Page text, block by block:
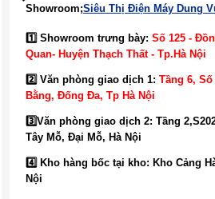
Showroom;Siêu Thị Điện Máy Dung
1️⃣ Showroom trưng bày: Số 125 -
Quan- Huyện Thạch Thất - Tp.Hà Nội
2️⃣ Văn phòng giao dịch 1: Tầng 6,
Bằng, Đống Đa, Tp Hà Nội
3️⃣Văn phòng giao dịch 2: Tầng
Tây Mỗ, Đại Mỗ, Hà Nội
4️⃣ Kho hàng bốc tại kho: Kho Cảng
Nội